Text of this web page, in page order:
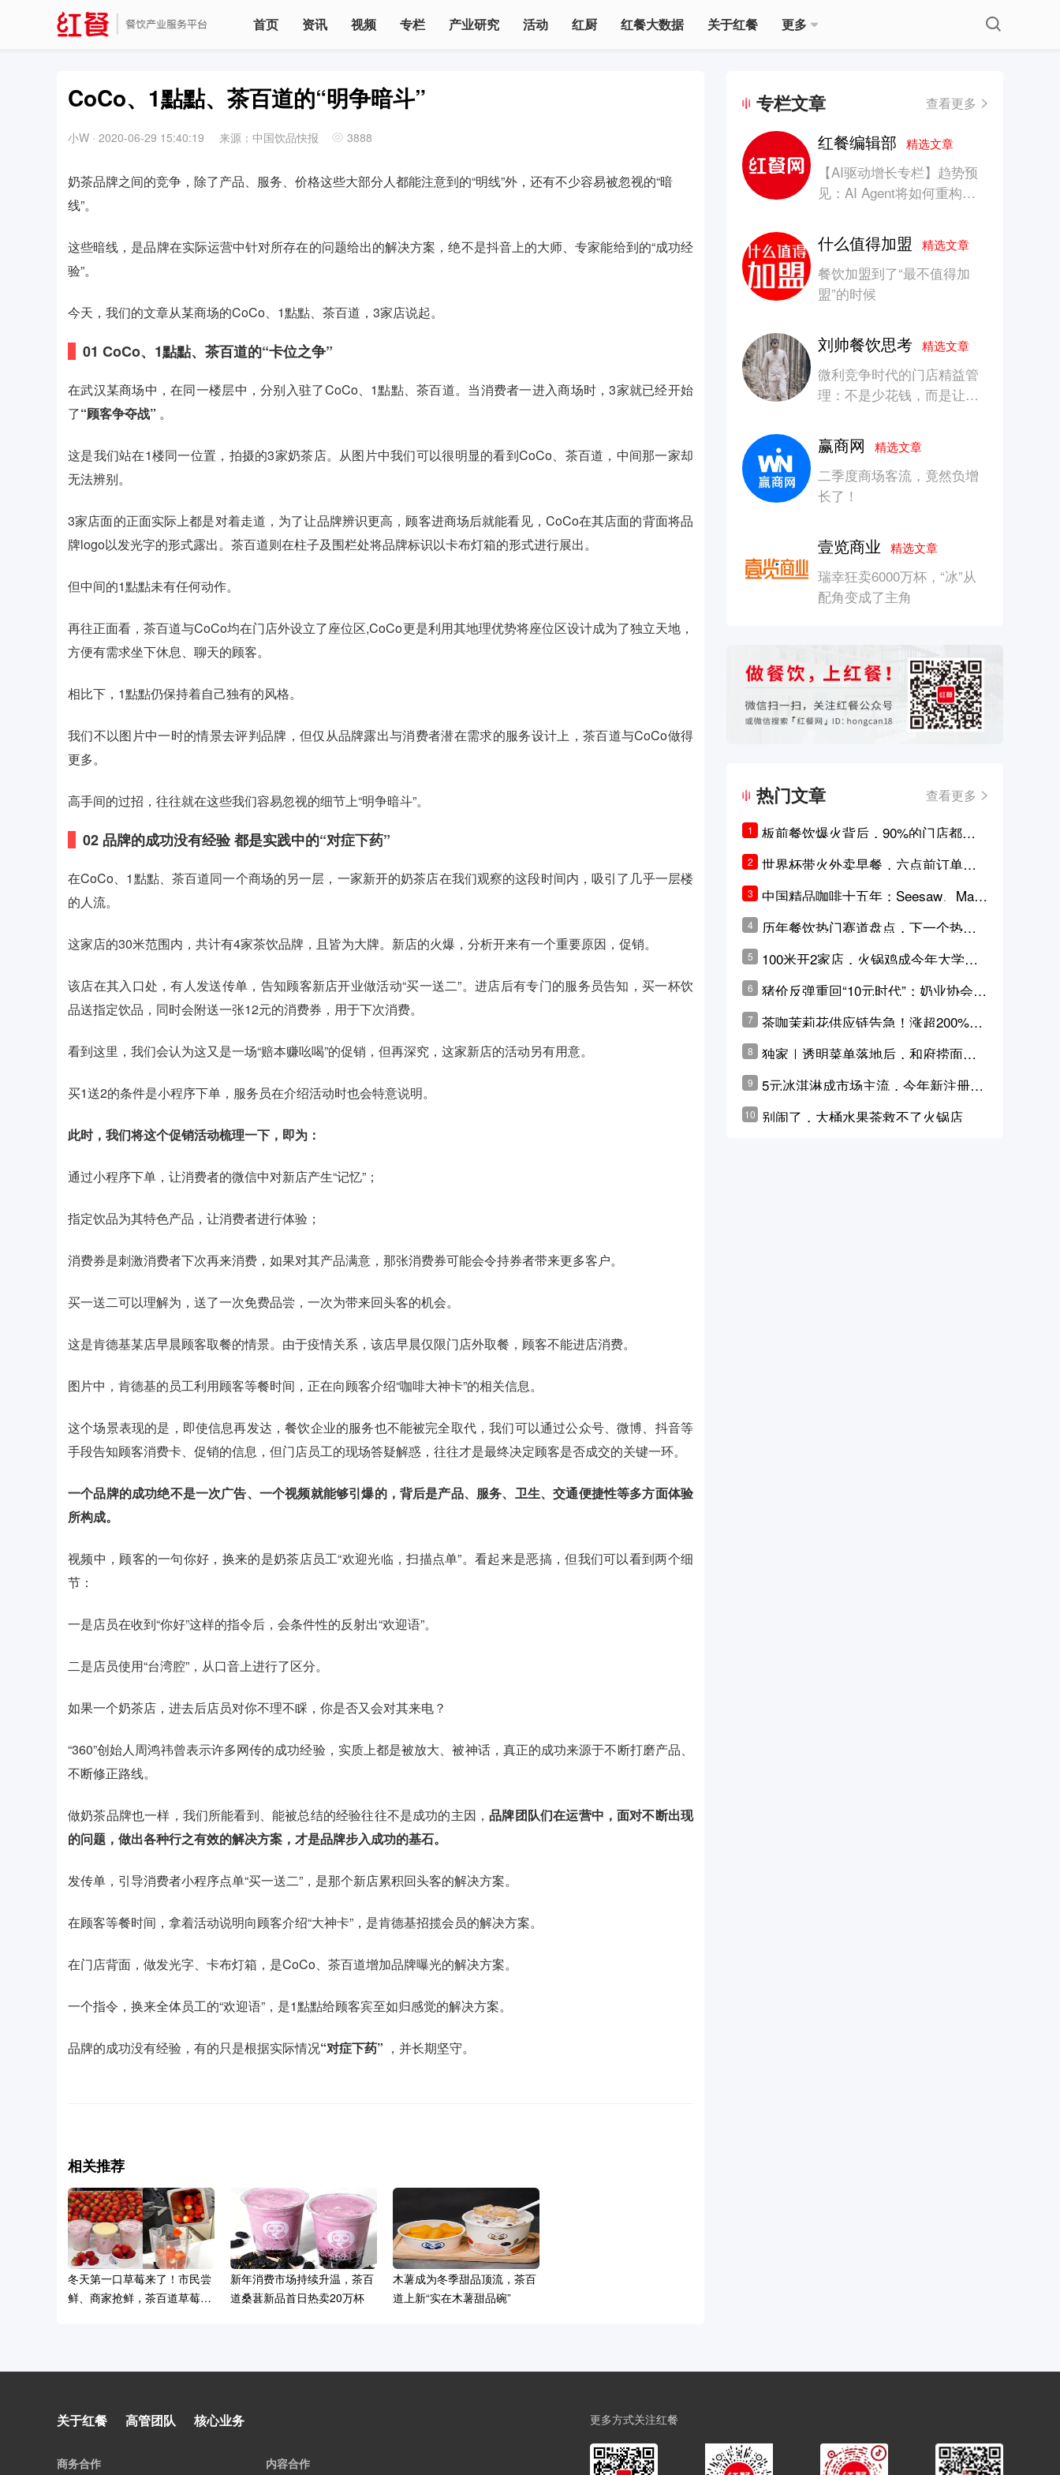
首页 资讯 视频 专栏 产业研究 活动 红厨 红餐大数据 关于红餐 更多
CoCo、1點點、茶百道的“明争暗斗”
小W · 2020-06-29 15:40:19 来源：中国饮品快报 3888
奶茶品牌之间的竞争，除了产品、服务、价格这些大部分人都能注意到的“明线”外，还有不少容易被忽视的“暗
线”。
这些暗线，是品牌在实际运营中针对所存在的问题给出的解决方案，绝不是抖音上的大师、专家能给到的“成功经
验”。
今天，我们的文章从某商场的CoCo、1點點、茶百道，3家店说起。
01 CoCo、1點點、茶百道的“卡位之争”
在武汉某商场中，在同一楼层中，分别入驻了CoCo、1點點、茶百道。当消费者一进入商场时，3家就已经开始
了“顾客争夺战” 。
这是我们站在1楼同一位置，拍摄的3家奶茶店。从图片中我们可以很明显的看到CoCo、茶百道，中间那一家却
无法辨别。
3家店面的正面实际上都是对着走道，为了让品牌辨识更高，顾客进商场后就能看见，CoCo在其店面的背面将品
牌logo以发光字的形式露出。茶百道则在柱子及围栏处将品牌标识以卡布灯箱的形式进行展出。
但中间的1點點未有任何动作。
再往正面看，茶百道与CoCo均在门店外设立了座位区,CoCo更是利用其地理优势将座位区设计成为了独立天地，
方便有需求坐下休息、聊天的顾客。
相比下，1點點仍保持着自己独有的风格。
我们不以图片中一时的情景去评判品牌，但仅从品牌露出与消费者潜在需求的服务设计上，茶百道与CoCo做得
更多。
高手间的过招，往往就在这些我们容易忽视的细节上“明争暗斗”。
02 品牌的成功没有经验都是实践中的“对症下药”
在CoCo、1點點、茶百道同一个商场的另一层，一家新开的奶茶店在我们观察的这段时间内，吸引了几乎一层楼
的人流。
这家店的30米范围内，共计有4家茶饮品牌，且皆为大牌。新店的火爆，分析开来有一个重要原因，促销。
该店在其入口处，有人发送传单，告知顾客新店开业做活动“买一送二”。进店后有专门的服务员告知，买一杯饮
品送指定饮品，同时会附送一张12元的消费券，用于下次消费。
看到这里，我们会认为这又是一场“赔本赚吆喝”的促销，但再深究，这家新店的活动另有用意。
买1送2的条件是小程序下单，服务员在介绍活动时也会特意说明。
此时，我们将这个促销活动梳理一下，即为：
通过小程序下单，让消费者的微信中对新店产生“记忆”；
指定饮品为其特色产品，让消费者进行体验；
消费券是刺激消费者下次再来消费，如果对其产品满意，那张消费券可能会令持券者带来更多客户。
买一送二可以理解为，送了一次免费品尝，一次为带来回头客的机会。
这是肯德基某店早晨顾客取餐的情景。由于疫情关系，该店早晨仅限门店外取餐，顾客不能进店消费。
图片中，肯德基的员工利用顾客等餐时间，正在向顾客介绍“咖啡大神卡”的相关信息。
这个场景表现的是，即使信息再发达，餐饮企业的服务也不能被完全取代，我们可以通过公众号、微博、抖音等
手段告知顾客消费卡、促销的信息，但门店员工的现场答疑解惑，往往才是最终决定顾客是否成交的关键一环。
一个品牌的成功绝不是一次广告、一个视频就能够引爆的，背后是产品、服务、卫生、交通便捷性等多方面体验
所构成。
视频中，顾客的一句你好，换来的是奶茶店员工“欢迎光临，扫描点单”。看起来是恶搞，但我们可以看到两个细
节：
一是店员在收到“你好”这样的指令后，会条件性的反射出“欢迎语”。
二是店员使用“台湾腔”，从口音上进行了区分。
如果一个奶茶店，进去后店员对你不理不睬，你是否又会对其来电？
“360”创始人周鸿祎曾表示许多网传的成功经验，实质上都是被放大、被神话，真正的成功来源于不断打磨产品、
不断修正路线。
做奶茶品牌也一样，我们所能看到、能被总结的经验往往不是成功的主因，品牌团队们在运营中，面对不断出现
的问题，做出各种行之有效的解决方案，才是品牌步入成功的基石。
发传单，引导消费者小程序点单“买一送二”，是那个新店累积回头客的解决方案。
在顾客等餐时间，拿着活动说明向顾客介绍“大神卡”，是肯德基招揽会员的解决方案。
在门店背面，做发光字、卡布灯箱，是CoCo、茶百道增加品牌曝光的解决方案。
一个指令，换来全体员工的“欢迎语”，是1點點给顾客宾至如归感觉的解决方案。
品牌的成功没有经验，有的只是根据实际情况“对症下药” ，并长期坚守。
相关推荐
冬天第一口草莓来了！市民尝
鲜、商家抢鲜，茶百道草莓奶
新年消费市场持续升温，茶百
道桑葚新品首日热卖20万杯
木薯成为冬季甜品顶流，茶百
道上新“实在木薯甜品碗”
红”，茶百道景区店销量大涨
专栏文章 查看更多
红餐编辑部精选文章
【AI驱动增长专栏】趋势预
见：AI Agent将如何重构消
什么值得加盟精选文章
餐饮加盟到了“最不值得加
盟”的时候
刘帅餐饮思考精选文章
微利竞争时代的门店精益管
理：不是少花钱，而是让每
赢商网精选文章
二季度商场客流，竟然负增
长了！
壹览商业精选文章
瑞幸狂卖6000万杯，“冰”从
配角变成了主角
热门文章 查看更多
1
板前餐饮爆火背后，90%的门店都只
是徒有其表的刻意作秀？
2
世界杯带火外卖早餐，六点前订单大
3
中国精品咖啡十五年：Seesaw、Man
ner、M Stand为何结出了不同的果
实？
4
历年餐饮热门赛道盘点，下一个热门
5
100米开2家店，火锅鸡成今年大学城
6
猪价反弹重回“10元时代”；奶业协会称
原奶价格现回暖迹象
7
茶咖茉莉花供应链告急！涨超200%，
横州花价冲破50元一斤
8
独家｜透明菜单落地后，和府捞面李
学林公布未来10年计划
9
5元冰淇淋成市场主流，今年新注册相
10 别闹了，大桶水果茶救不了火锅店
关于红餐 高管团队 核心业务
商务合作 内容合作
更多方式关注红餐